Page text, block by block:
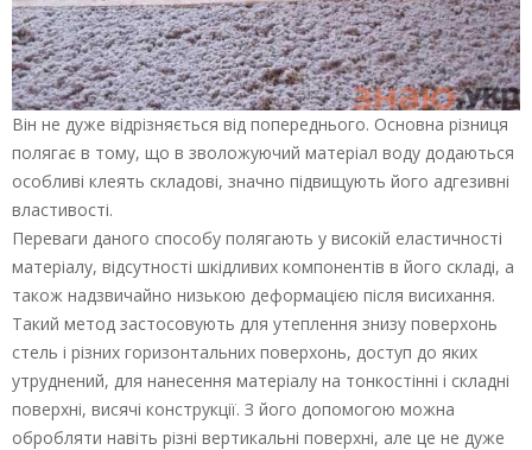
Він не дуже відрізняється від попереднього. Основна різниця
полягає в тому, що в зволожуючий матеріал воду додаються
особливі клеять складові, значно підвищують його адгезивні
властивості.
Переваги даного способу полягають у високій еластичності
матеріалу, відсутності шкідливих компонентів в його складі, а
також надзвичайно низькою деформацією після висихання.
Такий метод застосовують для утеплення знизу поверхонь
стель і різних горизонтальних поверхонь, доступ до яких
утруднений, для нанесення матеріалу на тонкостінні і складні
поверхні, висячі конструкції. З його допомогою можна
обробляти навіть різні вертикальні поверхні, але це не дуже